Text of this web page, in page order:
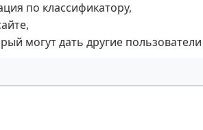
по классификатору,
могут дать другие пользователи